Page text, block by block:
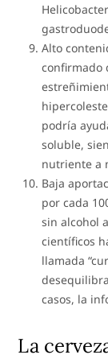
Alto
confirmado
podría
soluble,
nutriente a
Baja
por cada
sin alcohol
científicos
llamada
casos, la
La